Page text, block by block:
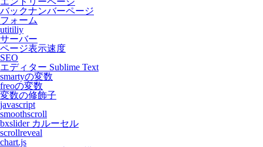
バックナンバーページ
フォーム
utitiliy
サーバー
ページ表示速度
SEO
エディター Sublime Text
smartyの変数
freoの変数
変数の修飾子
javascript
smoothscroll
bxslider カルーセル
scrollreveal
chart.js